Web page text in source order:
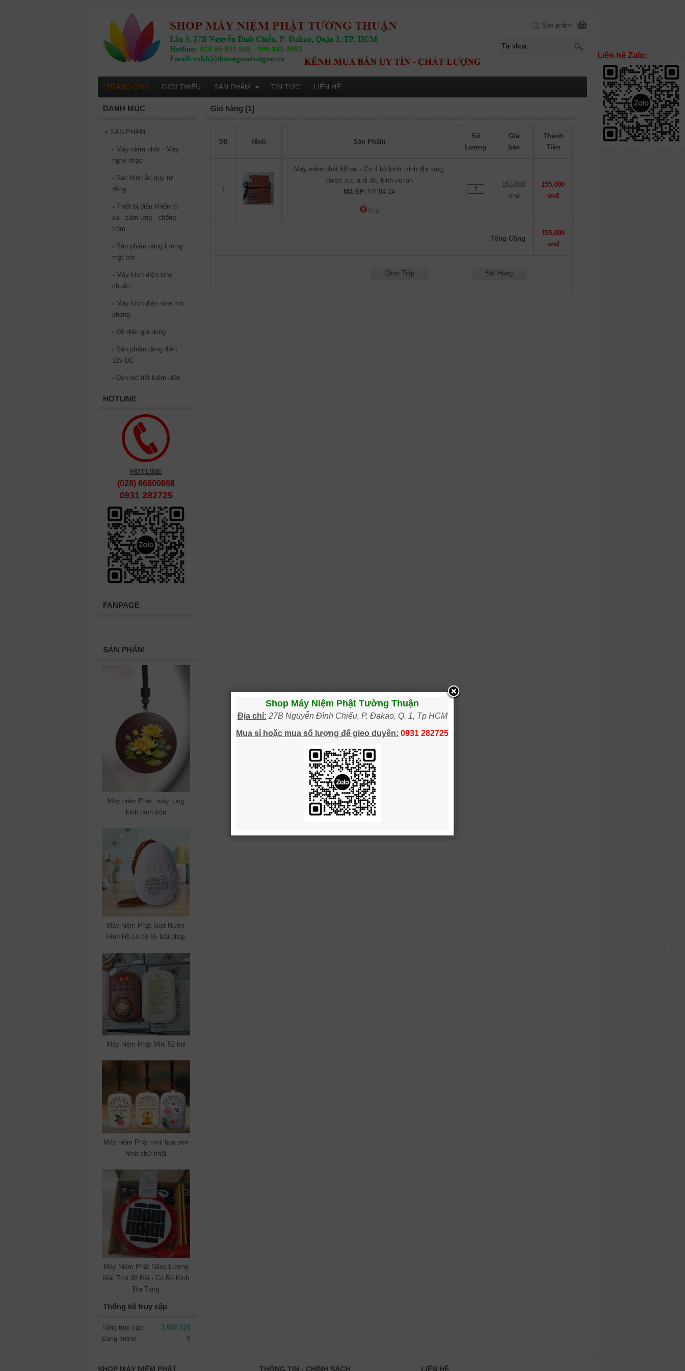
Giỏ hàng [1]
Stt Hình Sản Phẩm
Số
Lượng
Giá
bán
Thành
Tiền
1
Máy niệm phật 68 bài - Có 4 bộ kinh: kinh địa tạng,
dược sư, a di đà, kinh vu lan
Mã SP: HY-84-24
Xoá
155,000
vnđ
155,000
vnđ
Tổng Cộng
155,000
vnđ
Đặt Hàng
Chọn Tiếp
DANH MỤC
» SẢN PHẨM
› Máy niệm phật - Máy
nghe nhạc
› Sạc bình ắc quy tự
động
› Thiết bị điều khiển từ
xa - cảm ứng - chống
trộm
› Sản phẩm năng lượng
mặt trời
› Máy kích điện sine
chuẩn
› Máy kích điện sine mô
phỏng
› Đồ điện gia dụng
› Sản phẩm dùng điện
12v DC
› Đèn led tiết kiệm điện
HOTLINE
HOTLINE
(028) 66800868
0931 282725
FANPAGE
SẢN PHẨM
Máy niệm Phật, máy tụng
kinh hình tròn
Máy niệm Phật Giọt Nước
Hình Hồ Lô có 65 Bài pháp
Máy niệm Phật Mini 52 bài
Máy niệm Phật mini hoa sen
hình chữ nhật
Máy Niệm Phật Năng Lượng
Mặt Trời 38 Bài - Có Bộ Kinh
Địa Tạng
Thống kê truy cập
Tổng truy cập
3,007,725
Đang online
0
[1] Sản phẩm
TRANG CHỦ GIỚI THIỆU SẢN PHẨM TIN TỨC LIÊN HỆ
SHOP MÁY NIỆM PHẬT THÔNG TIN - CHÍNH SÁCH LIÊN HỆ
Liên hệ Zalo:
Shop Máy Niệm Phật Tường Thuận
Địa chỉ: 27B Nguyễn Đình Chiểu, P. Đakao, Q. 1, Tp HCM
Mua sỉ hoặc mua số lượng để gieo duyên: 0931 282725